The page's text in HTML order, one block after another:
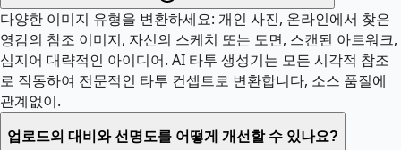
다양한 이미지 유형을 변환하세요: 개인 사진, 온라인에서 찾은
영감의 참조 이미지, 자신의 스케치 또는 도면, 스캔된 아트워크,
심지어 대략적인 아이디어. AI 타투 생성기는 모든 시각적 참조
로 작동하여 전문적인 타투 컨셉트로 변환합니다, 소스 품질에
관계없이.
업로드의 대비와 선명도를 어떻게 개선할 수 있나요?